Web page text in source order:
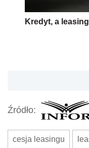
Kredyt, a
Źródło:
cesja leasingu